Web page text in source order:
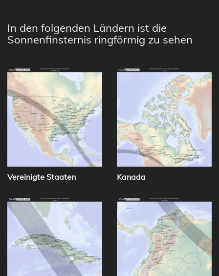
In den folgenden Ländern ist die
Sonnenfinsternis ringförmig zu sehen
Vereinigte Staaten Kanada